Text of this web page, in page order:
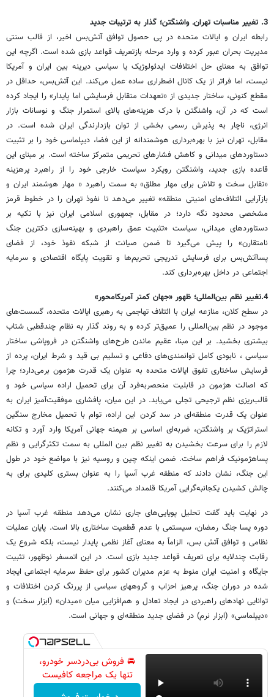
3. تغییر مناسبات تهران‌ـ‌ واشنگتن؛ گذار به ترتیبات جدید
رابطه ایران و ایالات متحده در پی حصول توافق آتش‌بس اخیر، از قالب سنتی
مدیریت بحران عبور کرده و وارد مرحله بازتعریف قواعد بازی شده است. اگرچه این
توافق به معنای حل اختلافات ایدئولوژیک یا سیاسی دیرینه بین ایران و آمریکا
نیست، اما فراتر از یک کانال اضطراری ساده عمل می‌کند. این آتش‌بس، حداقل در
مقطع کنونی، ساختار جدیدی از «تعهدات متقابل فرسایشی اما پایدار» را ایجاد کرده
است که در آن، واشنگتن با درک هزینه‌های بالای استمرار جنگ و نوسانات بازار
انرژی، ناچار به پذیرش رسمی بخشی از توان بازدارندگی ایران شده است. در
مقابل، تهران نیز با بهره‌برداری هوشمندانه از این فضا، دیپلماسی خود را بر تثبیت
دستاوردهای میدانی و کاهش فشارهای تحریمی متمرکز ساخته است. بر مبنای این
قاعده بازی جدید، واشنگتن رویکرد سیاست خارجی خود را از راهبرد پرهزینه
«تقابل سخت و تلاش برای مهار مطلق» به سمت راهبرد « مهار هوشمند ایران و
بازآرایی ائتلاف‌های امنیتی منطقه» تغییر می‌دهد تا نفوذ تهران را در خطوط قرمز
مشخصی محدود نگه دارد؛ در مقابل، جمهوری اسلامی ایران نیز با تکیه بر
دستاوردهای میدانی، سیاست «تثبیت عمق راهبردی و بهینه‌سازی دکترین جنگ
نامتقارن» را پیش می‌گیرد تا ضمن صیانت از شبکه نفوذ خود، از فضای
پساآتش‌بس برای فرسایش تدریجی تحریم‌ها و تقویت پایگاه اقتصادی و سرمایه
اجتماعی در داخل بهره‌برداری کند.
4.تغییر نظم بین‌المللی؛ ظهور «جهان کمتر آمریکامحور»
در سطح کلان، منازعه ایران با ائتلاف تهاجمی به رهبری ایالات متحده، گسست‌های
موجود در نظم بین‌المللی را عمیق‌تر کرده و به روند گذار به نظام چندقطبی شتاب
بیشتری بخشید. بر این مبنا، عقیم ماندن طرح‌های واشنگتن در فروپاشی ساختار
سیاسی ، نابودی کامل توانمندی‌های دفاعی و تسلیم بی قید و شرط ایران، پرده از
فرسایش ساختاری تفوق ایالات متحده به عنوان یک قدرت هژمون برمی‌دارد؛ چرا
که اصالت هژمون در قابلیت منحصربه‌فرد آن برای تحمیل اراده سیاسی خود و
قالب‌ریزی نظم ترجیحی تجلی می‌یابد. در این میان، پافشاری موفقیت‌آمیز ایران به
عنوان یک قدرت منطقه‌ای در سد کردن این اراده، توام با تحمیل مخارج سنگین
استراتژیک بر واشنگتن، ضربه‌ای اساسی بر هیمنه جهانی آمریکا وارد آورد و تکانه
لازم را برای سرعت بخشیدن به تغییر نظم بین المللی به سمت تکثرگرایی و نظم
پساهژمونیک فراهم ساخت. ضمن اینکه چین و روسیه نیز با مواضع خود در طول
این جنگ، نشان دادند که منطقه غرب آسیا را به عنوان بستری کلیدی برای به
چالش کشیدن یکجانبه‌گرایی آمریکا قلمداد می‌کنند.
در نهایت باید گفت تحلیل پویایی‌های جاری نشان می‌دهد منطقه غرب آسیا در
دوره پسا جنگ رمضان، سیستمی با عدم قطعیت ساختاری بالا است. پایان عملیات
نظامی و توافق آتش بس، الزاماً به معنای آغاز نظمی پایدار نیست، بلکه شروع یک
رقابت چندلایه برای تعریف قواعد جدید بازی است. در این اتمسفر نوظهور، تثبیت
جایگاه و امنیت ایران منوط به عزم مدیران کشور برای حفظ سرمایه اجتماعی ایجاد
شده در دوران جنگ، پرهیز احزاب و گروههای سیاسی از پررنگ کردن اختلافات و
توانایی نهادهای راهبردی در ایجاد تعادل و هم‌افزایی میان «میدان» (ابزار سخت) و
«دیپلماسی» (ابزار نرم) در فضای جدید منطقه‌ای و جهانی است.
🚘 فروش بی‌دردسر خودرو،
تنها یک مراجعه کافیست